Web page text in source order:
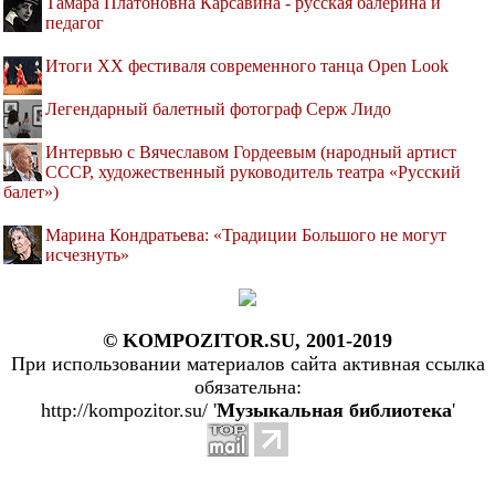
педагог
Итоги XX фестиваля современного танца Open Look
Легендарный балетный фотограф Серж Лидо
Интервью с Вячеславом Гордеевым (народный артист
СССР, художественный руководитель театра «Русский
балет»)
Марина Кондратьева: «Традиции Большого не могут
исчезнуть»
© KOMPOZITOR.SU, 2001-2019
При использовании материалов сайта активная ссылка
обязательна:
http://kompozitor.su/ 'Музыкальная библиотека'